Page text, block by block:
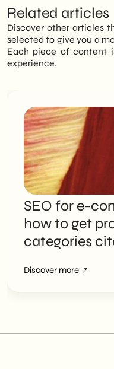
Related articles
Discover other articles
selected to give you a
Each piece of content
experience.
SEO for e-
how to get
categories
Discover more